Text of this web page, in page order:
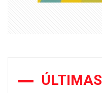
ÚLTIMAS